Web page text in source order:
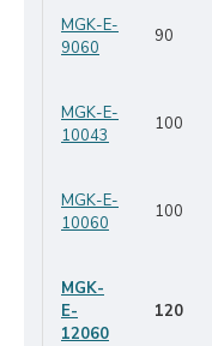
MGK-E-
9060
90
MGK-E-
10043
100
MGK-E-
10060
100
MGK-
E-
12060
120